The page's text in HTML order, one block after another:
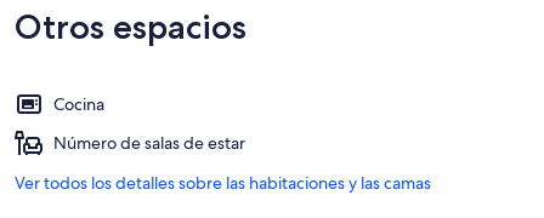
Otros espacios
Cocina
Número de salas de estar
Ver todos los detalles sobre las habitaciones y las camas